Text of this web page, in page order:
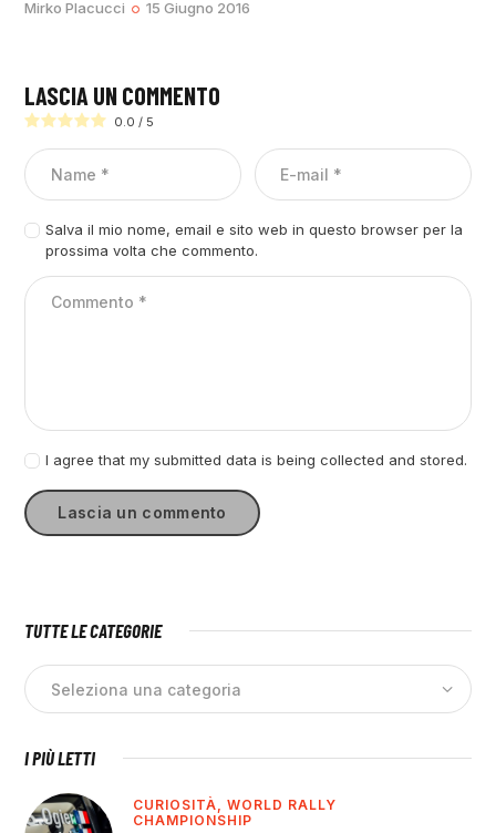
Mirko Placucci 15 Giugno 2016
LASCIA UN COMMENTO
0.0 / 5
Salva il mio nome, email e sito web in questo browser per la
prossima volta che commento.
I agree that my submitted data is being collected and stored.
TUTTE LE CATEGORIE
I PIÙ LETTI
CURIOSITÀ,WORLD RALLY
CHAMPIONSHIP